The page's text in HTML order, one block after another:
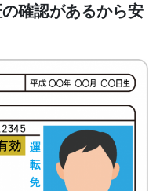
確認があるから安